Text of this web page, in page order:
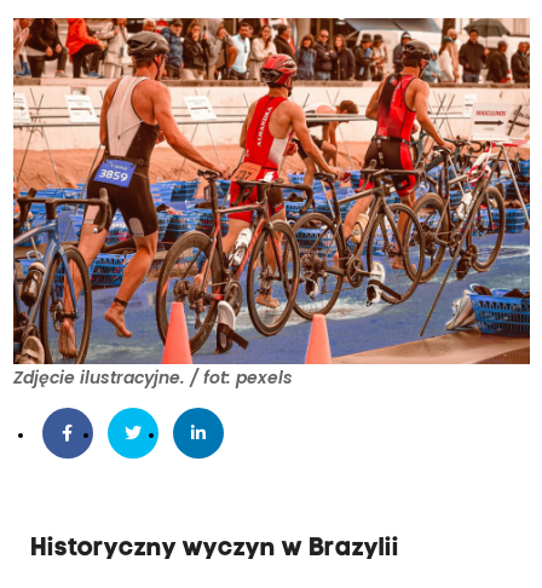
Zdjęcie ilustracyjne. / fot: pexels
Historyczny wyczyn w Brazylii